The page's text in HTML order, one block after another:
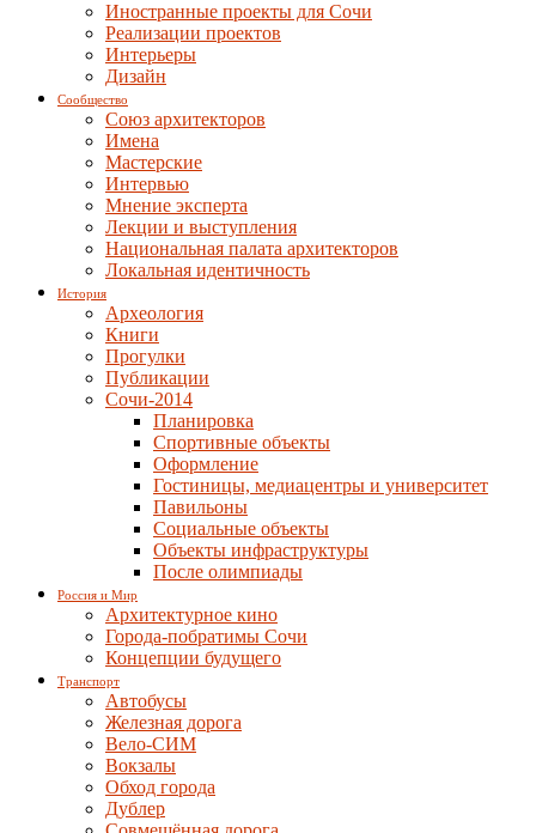
Иностранные проекты для Сочи
Реализации проектов
Интерьеры
Дизайн
Сообщество
Союз архитекторов
Имена
Мастерские
Интервью
Мнение эксперта
Лекции и выступления
Национальная палата архитекторов
Локальная идентичность
История
Археология
Книги
Прогулки
Публикации
Сочи-2014
Планировка
Спортивные объекты
Оформление
Гостиницы, медиацентры и университет
Павильоны
Социальные объекты
Объекты инфраструктуры
После олимпиады
Россия и Мир
Архитектурное кино
Города-побратимы Сочи
Концепции будущего
Транспорт
Автобусы
Железная дорога
Вело-СИМ
Вокзалы
Обход города
Дублер